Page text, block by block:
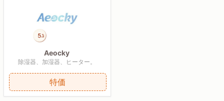
Aeocky
除湿器、加湿器、ヒーター。
特価